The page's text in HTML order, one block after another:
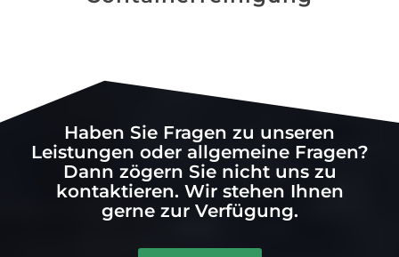
Haben Sie Fragen zu unseren
Leistungen oder allgemeine Fragen?
Dann zögern Sie nicht uns zu
kontaktieren. Wir stehen Ihnen
gerne zur Verfügung.